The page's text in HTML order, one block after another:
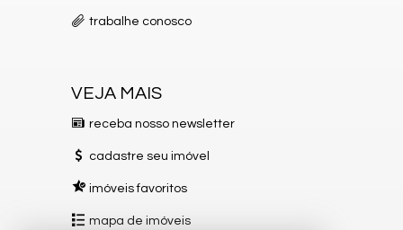
trabalhe conosco
VEJA MAIS
receba nosso newsletter
cadastre seu imóvel
imóveis favoritos
mapa de imóveis